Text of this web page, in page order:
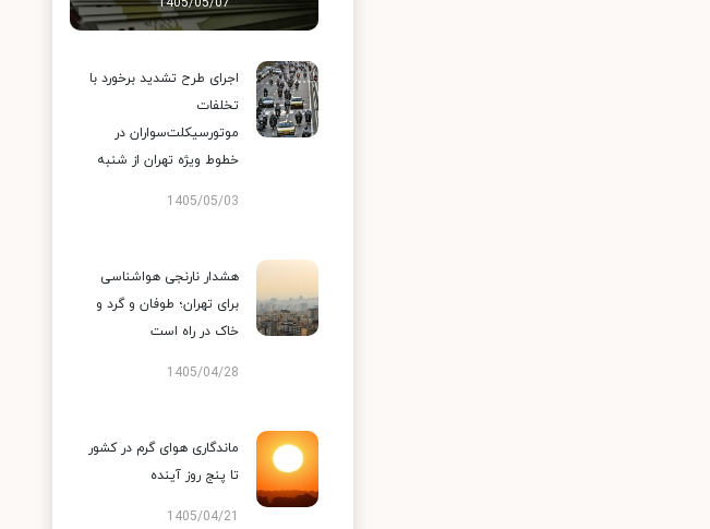
اجرای طرح تشدید برخورد با
تخلفات
موتورسیکلت‌سواران در
خطوط ویژه تهران از شنبه
1405/05/03
هشدار نارنجی هواشناسی
برای تهران؛ طوفان و گرد و
خاک در راه است
1405/04/28
ماندگاری هوای گرم در کشور
تا پنج روز آینده
1405/04/21